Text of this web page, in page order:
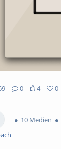
0
4
0
10 Medien